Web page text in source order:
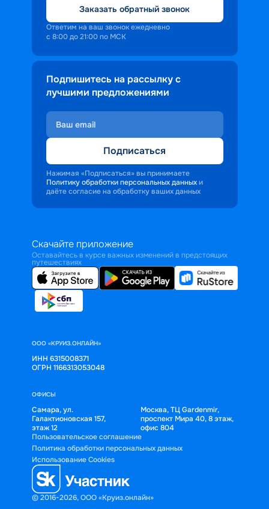
Заказать обратный звонок
Ответим на ваш звонок ежедневно
с 8:00 до 21:00 по МСК
Подпишитесь на рассылку с
лучшими предложениями
Подписаться
Нажимая «Подписаться» вы принимаете
Политику обработки персональных данных и
даёте согласие на обработку ваших данных
Скачайте приложение
Оставайтесь в курсе важных изменений в предстоящих
путешествиях
ООО «КРУИЗ.ОНЛАЙН»
ИНН 6315008371
ОГРН 1166313053048
ОФИСЫ
Самара, ул.
Галактионовская 157,
этаж 12
Москва, ТЦ Gardenmir,
проспект Мира 40, 8 этаж,
офис 804
© 2016-2026, ООО «Круиз.онлайн»
Пользовательское соглашение
Политика обработки персональных данных
Использование Cookies